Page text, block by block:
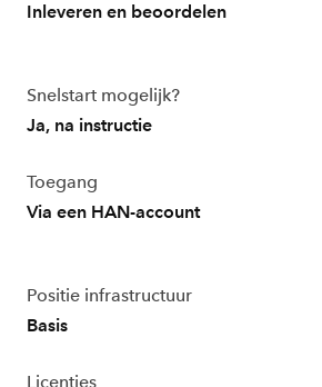
Inleveren en beoordelen
Snelstart mogelijk?
Ja, na instructie
Toegang
Via een HAN-account
Positie infrastructuur
Basis
Licenties